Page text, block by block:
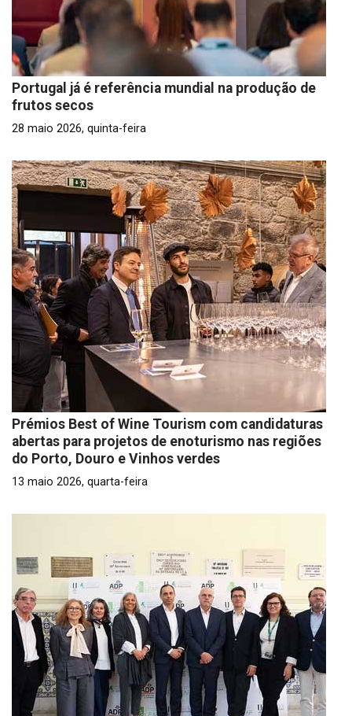
Portugal já é referência mundial na produção de
frutos secos
28 maio 2026, quinta-feira
Prémios Best of Wine Tourism com candidaturas
abertas para projetos de enoturismo nas regiões
do Porto, Douro e Vinhos verdes
13 maio 2026, quarta-feira